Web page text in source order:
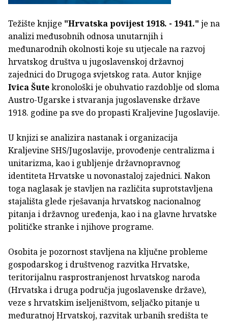
Težište knjige "Hrvatska povijest 1918. - 1941." je na
analizi međusobnih odnosa unutarnjih i
međunarodnih okolnosti koje su utjecale na razvoj
hrvatskog društva u jugoslavenskoj državnoj
zajednici do Drugoga svjetskog rata. Autor knjige
Ivica Šutekronološki je obuhvatio razdoblje od sloma
Austro-Ugarske i stvaranja jugoslavenske države
1918. godine pa sve do propasti Kraljevine Jugoslavije.
U knjizi se analizira nastanak i organizacija
Kraljevine SHS/Jugoslavije, provođenje centralizma i
unitarizma, kao i gubljenje državnopravnog
identiteta Hrvatske u novonastaloj zajednici. Nakon
toga naglasak je stavljen na različita suprotstavljena
stajališta glede rješavanja hrvatskog nacionalnog
pitanja i državnog uređenja, kao i na glavne hrvatske
političke stranke i njihove programe.
Osobita je pozornost stavljena na ključne probleme
gospodarskog i društvenog razvitka Hrvatske,
teritorijalnu rasprostranjenost hrvatskog naroda
(Hrvatska i druga područja jugoslavenske države),
veze s hrvatskim iseljeništvom, seljačko pitanje u
međuratnoj Hrvatskoj, razvitak urbanih središta te